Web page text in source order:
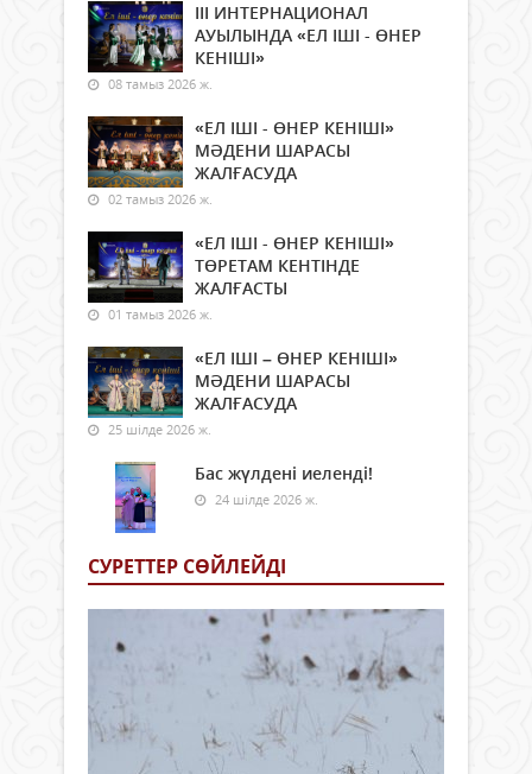
ІІІ ИНТЕРНАЦИОНАЛ
АУЫЛЫНДА «ЕЛ ІШІ - ӨНЕР
КЕНІШІ»
08 тамыз 2026 ж.
«ЕЛ ІШІ - ӨНЕР КЕНІШІ»
МӘДЕНИ ШАРАСЫ
ЖАЛҒАСУДА
02 тамыз 2026 ж.
«ЕЛ ІШІ - ӨНЕР КЕНІШІ»
ТӨРЕТАМ КЕНТІНДЕ
ЖАЛҒАСТЫ
01 тамыз 2026 ж.
«ЕЛ ІШІ – ӨНЕР КЕНІШІ»
МӘДЕНИ ШАРАСЫ
ЖАЛҒАСУДА
25 шілде 2026 ж.
Бас жүлдені иеленді!
24 шілде 2026 ж.
СУРЕТТЕР СӨЙЛЕЙДI